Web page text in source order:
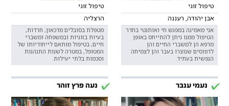
טיפול זוגי
אבן יהודה, רעננה
אני מאמינה במפגש חי ואותנטי בחדר
הטיפול ממנו ניתן להתייחס באופן
מרפא הן למשברי החיים והן
לדפוסים שנוצרו בעבר והן לצמיחה
הנפשית בעתיד.
טיפול זוגי
הרצליה
מטפלת בסובלים מדכאון, חרדות,
בעיות בזוגיות ובמשפחה ומשברי
חיים, בטיפול מותאם לייחודיותו של
המטופל, במטרה לשנות התנהגות
וסכמות בלתי יעילות.
נעמי ענבר נעה פרץ זוהר